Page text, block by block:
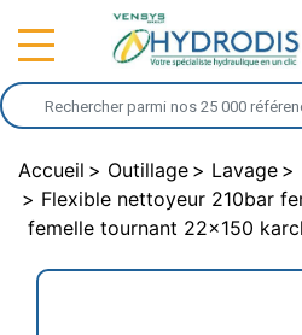
Accueil Outillage Lavage
Flexible nettoyeur 210bar
femelle tournant 22x150